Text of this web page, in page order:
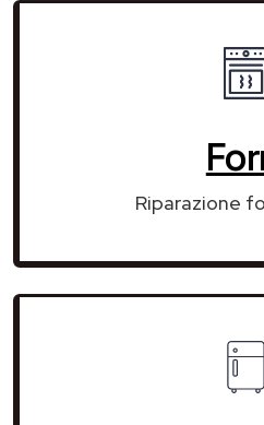
Riparazione